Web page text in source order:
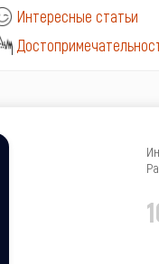
Интересные статьи